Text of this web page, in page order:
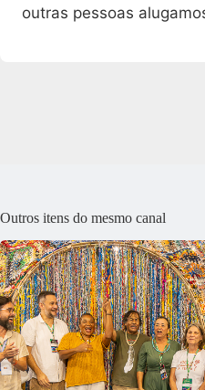
outras pessoas
Outros itens do mesmo canal